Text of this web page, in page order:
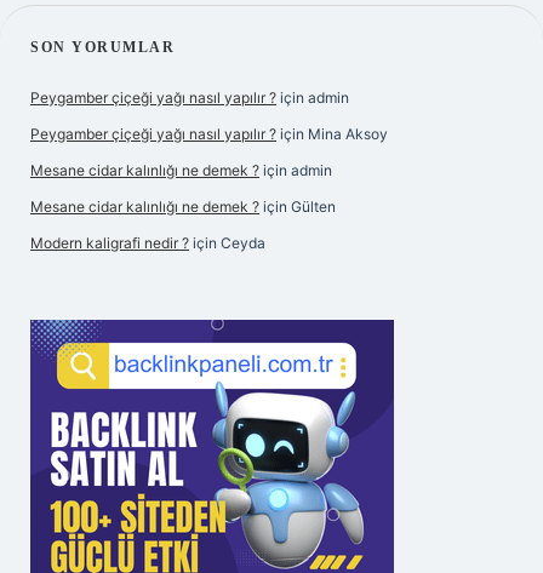
SIDEBAR
SON YORUMLAR
Peygamber çiçeği yağı nasıl yapılır ? için admin
Peygamber çiçeği yağı nasıl yapılır ? için Mina Aksoy
Mesane cidar kalınlığı ne demek ? için admin
Mesane cidar kalınlığı ne demek ? için Gülten
Modern kaligrafi nedir ? için Ceyda